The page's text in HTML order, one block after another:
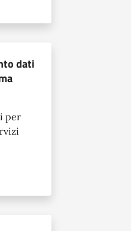
dati
per